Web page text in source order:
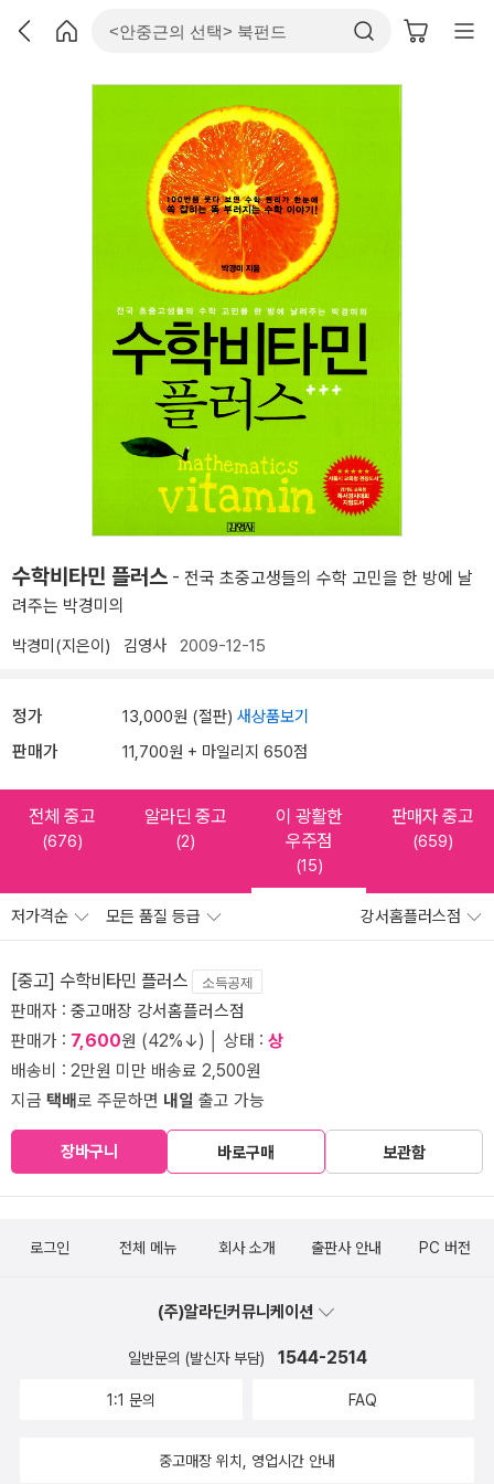
수학비타민 플러스 - 전국 초중고생들의 수학 고민을 한 방에 날
려주는 박경미의
박경미(지은이) 김영사 2009-12-15
정가 13,000원 (절판) 새상품보기
판매가 11,700원 + 마일리지 650점
전체 중고
(676)
알라딘 중고
(2)
이 광활한
우주점
(15)
판매자 중고
(659)
저가격순 모든 품질 등급 강서홈플러스점
[중고] 수학비타민 플러스 소득공제
판매자 : 중고매장 강서홈플러스점
판매가 : 7,600원 (42%↓) │ 상태 : 상
배송비 : 2만원 미만 배송료 2,500원
지금 택배로 주문하면 내일 출고 가능
장바구니 바로구매 보관함
로그인 전체 메뉴 회사 소개 출판사 안내 PC 버전
(주)알라딘커뮤니케이션
일반문의 (발신자 부담) 1544-2514
1:1 문의 FAQ
중고매장 위치, 영업시간 안내